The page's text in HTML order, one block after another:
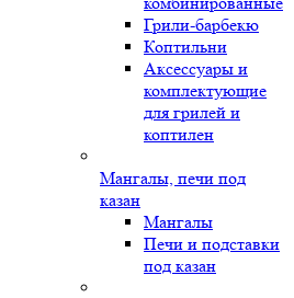
Грили-барбекю
Коптильни
Аксессуары и
комплектующие
для грилей и
коптилен
Мангалы, печи под
казан
Мангалы
Печи и подставки
под казан